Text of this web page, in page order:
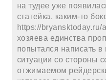
на тудее уже
статейка. каким-то
https://bryansktoday.ru/
хозяева единства
попытался написать
ситуации со стороны
отжимаемом